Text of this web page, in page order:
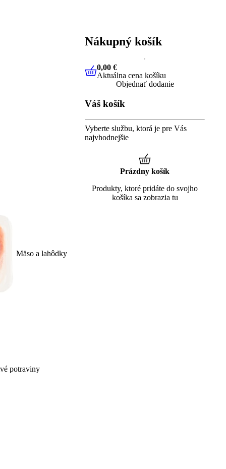
Mäso a lahôdky
potraviny
Nákupný košík
0,00 €Aktuálna cena košíku
0,00 €
Aktuálna cena košíku
Objednať dodanie
Váš košík
Vyberte službu, ktorá je pre Vás
najvhodnejšie
Prázdny košík
Produkty, ktoré pridáte do svojho
košíka sa zobrazia tu